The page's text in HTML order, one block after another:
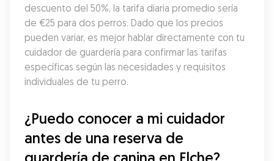
descuento del 50%, la tarifa diaria promedio sería
de €25 para dos perros. Dado que los precios
pueden variar, es mejor hablar directamente con tu
cuidador de guardería para confirmar las tarifas
específicas según las necesidades y requisitos
individuales de tu perro.
¿Puedo conocer a mi cuidador
antes de una reserva de
guardería de canina en Elche?